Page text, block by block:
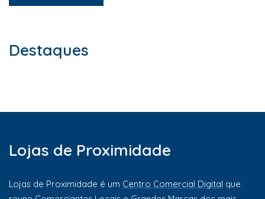
Destaques
Lojas de Proximidade
Lojas de Proximidade é um Centro Comercial Digital que